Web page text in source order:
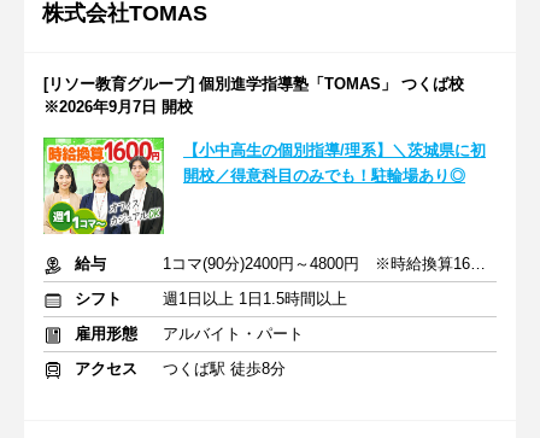
株式会社TOMAS
[リソー教育グループ] 個別進学指導塾「TOMAS」 つくば校
※2026年9月7日 開校
【小中高生の個別指導/理系】＼茨城県に初
開校／得意科目のみでも！駐輪場あり◎
給与
1コマ(90分)2400円～4800円 ※時給換算1600円～3200円
シフト
週1日以上 1日1.5時間以上
雇用形態
アルバイト・パート
アクセス
つくば駅 徒歩8分